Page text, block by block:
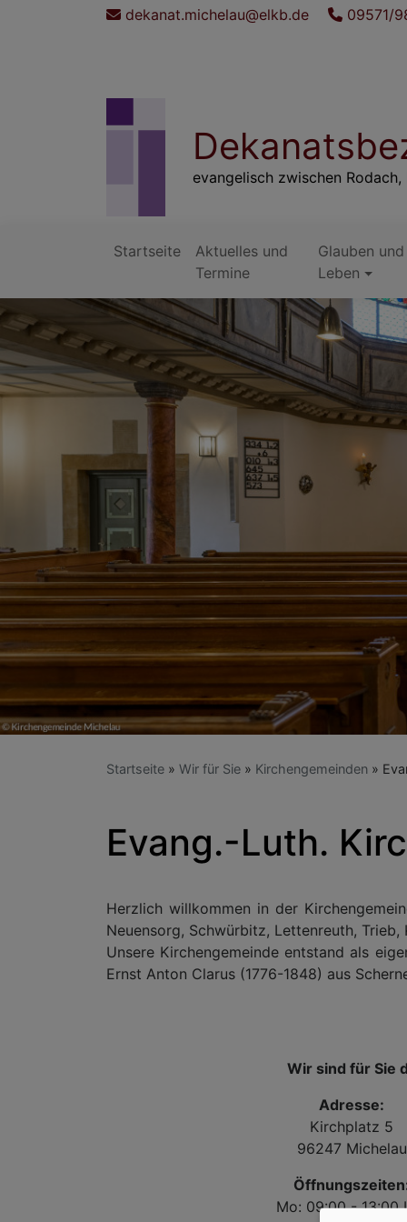
dekanat.michelau@elkb.de 09571/
evangelisch zwischen
Hauptnavigation
Startseite
Aktuelles und
Termine
Glauben und
Leben
Startseite Wir für Sie Kirchengemeinden
Evang.-Luth.
Herzlich willkommen in der
Neuensorg, Schwürbitz, Lettenreuth,
Unsere Kirchengemeinde entstand als
Ernst Anton Clarus (1776-1848) aus
Wir sind für Sie
Adresse:
Kirchplatz 5
96247 Michelau
Mo: 09:00 - 13:00